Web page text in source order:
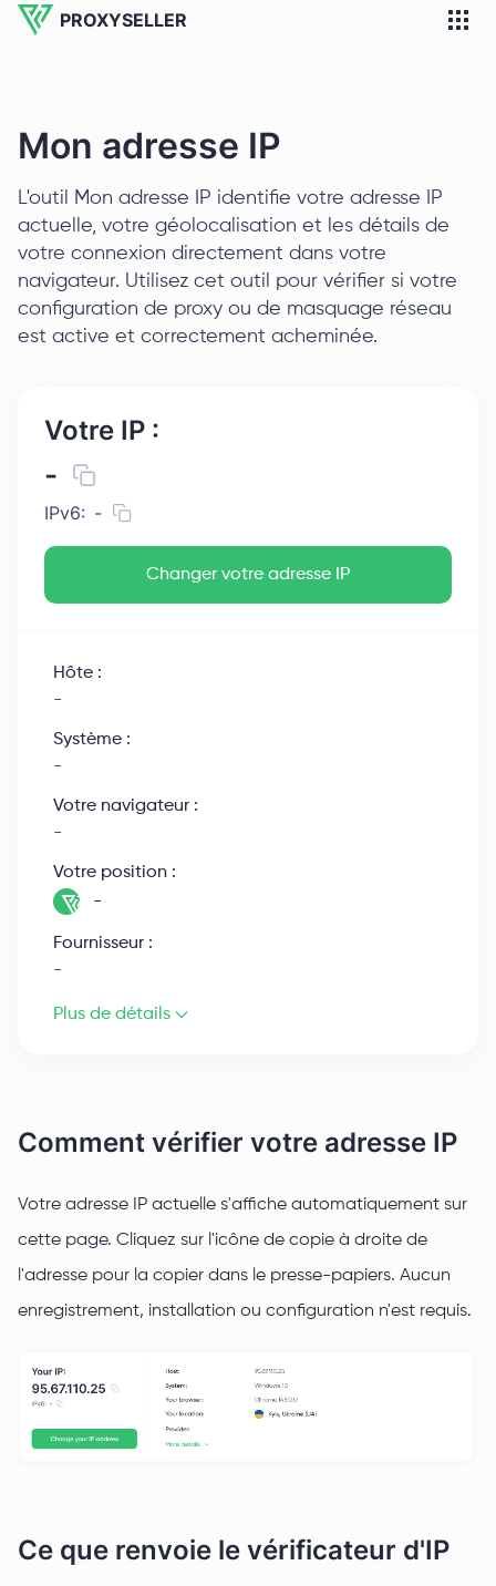
PROXYSELLER
Mon adresse IP
L'outil Mon adresse IP identifie votre adresse IP
actuelle, votre géolocalisation et les détails de
votre connexion directement dans votre
navigateur. Utilisez cet outil pour vérifier si votre
configuration de proxy ou de masquage réseau
est active et correctement acheminée.
Votre IP :
-
IPv6: -
Changer votre adresse IP
Hôte :
-
Système :
-
Votre navigateur :
-
Votre position :
-
Fournisseur :
-
Plus de détails
Comment vérifier votre adresse IP
Votre adresse IP actuelle s'affiche automatiquement sur
cette page. Cliquez sur l'icône de copie à droite de
l'adresse pour la copier dans le presse-papiers. Aucun
enregistrement, installation ou configuration n'est requis.
Ce que renvoie le vérificateur d'IP